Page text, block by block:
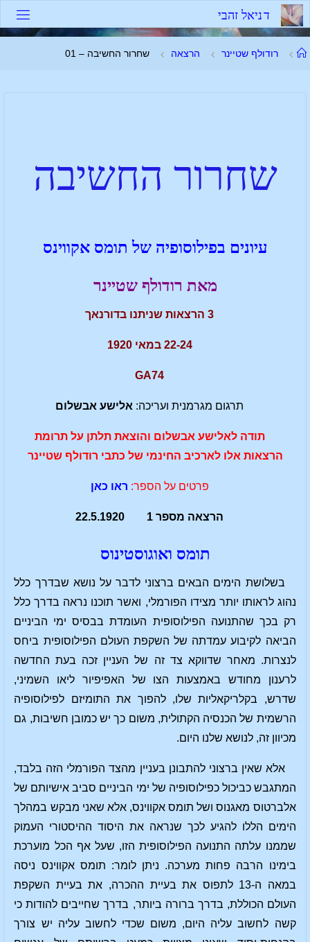
דניאל זהבי
רודולף שטיינר הרצאה שחרור החשיבה – 01
שחרור החשיבה
עיונים בפילוסופיה של תומס אקווינס
מאת רודולף שטיינר
3 הרצאות שניתנו בדורנאך
22-24 במאי 1920
GA74
תרגום מגרמנית ועריכה: אלישע אבשלום
תודה לאלישע אבשלום והוצאת תלתן על תרומת
הרצאות אלו לארכיב החינמי של כתבי רודולף שטיינר
פרטים על הספר: ראו כאן
הרצאה מספר 1 22.5.1920
תומס ואוגוסטינוס
בשלושת הימים הבאים ברצוני לדבר על נושא שבדרך כלל
נהוג לראותו יותר מצידו הפורמלי, ואשר תוכנו נראה בדרך כלל
רק בכך שהתנועה הפילוסופית העומדת בבסיס ימי הביניים
הביאה לקיבוע עמדתה של השקפת העולם הפילוסופית ביחס
לנצרות. מאחר שדווקא צד זה של העניין זכה בעת החדשה
לרענון מחודש באמצעות הצו של האפיפיור ליאו השמיני,
שדרש, בקלריקאליות שלו, להפוך את התומיזם לפילוסופיה
הרשמית של הכנסיה הקתולית, משום כך יש כמובן חשיבות, גם
מכיוון זה, לנושא שלנו היום.
אלא שאין ברצוני להתבונן בעניין מהצד הפורמלי הזה בלבד,
המתגבש כביכול כפילוסופיה של ימי הביניים סביב אישיותם של
אלברטוס מאגנוס ושל תומס אקווינס, אלא שאני מבקש במהלך
הימים הללו להגיע לכך שנראה את היסוד ההיסטורי העמוק
שממנו עלתה התנועה הפילוסופית הזו, שעל אף הכל מוערכת
בימינו הרבה פחות מערכה. ניתן לומר: תומס אקווינס ניסה
במאה ה-13 לתפוס את בעיית ההכרה, את בעיית השקפת
העולם הכוללת, בדרך ברורה ביותר, בדרך שחייבים להודות כי
קשה לחשוב עליה היום, משום שכדי לחשוב עליה יש צורך